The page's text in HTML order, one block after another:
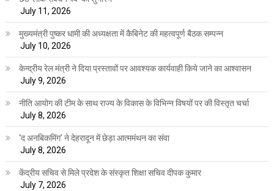
July 11, 2026
मुख्यमंत्री पुष्कर धामी की अध्यक्षता में कैबिनेट की महत्वपूर्ण बैठक सम्पन्न
July 10, 2026
केन्द्रीय रेल मंत्री ने दिया प्रस्तावों पर आवश्यक कार्यवाही किये जाने का आश्वासन
July 9, 2026
नीति आयोग की टीम के साथ राज्य के विकास के विभिन्न विषयों पर की विस्तृत चर्चा
July 8, 2026
‘द अनबिकमिंग’ ने देहरादून में छेड़ा आत्ममंथन का संवा
July 8, 2026
केंद्रीय सचिव से मिले प्रदेश के संस्कृत शिक्षा सचिव दीपक कुमार
July 7, 2026